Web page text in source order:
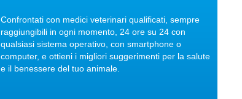
Confrontati con medici veterinari qualificati, sempre
raggiungibili in ogni momento, 24 ore su 24 con
qualsiasi sistema operativo, con smartphone o
computer, e ottieni i migliori suggerimenti per la salute
e il benessere del tuo animale.
04/10/2017
Regalare un pet